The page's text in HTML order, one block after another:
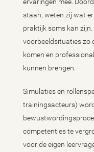
staan, weten zij wat
praktijk soms kan
voorbeeldsituaties zo
komen en
kunnen brengen.
Simulaties en
trainingsacteurs)
competenties te
voor de eigen